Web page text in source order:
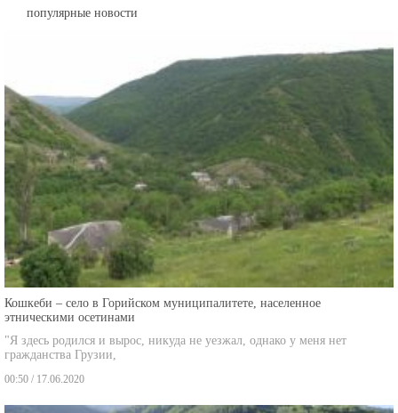
популярные новости
Кошкеби – село в Горийском муниципалитете, населенное
этническими осетинами
"Я здесь родился и вырос, никуда не уезжал, однако у меня нет
гражданства Грузии,
00:50 / 17.06.2020